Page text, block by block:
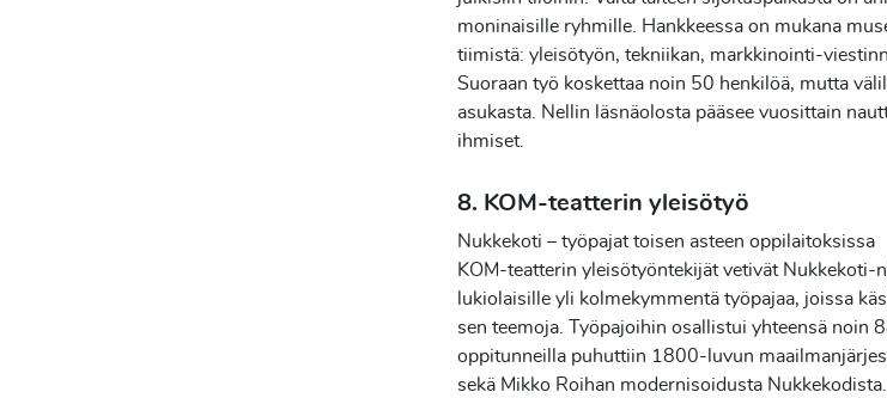
moninaisille ryhmille. Hankkeessa on mukana
tiimistä: yleisötyön, tekniikan, markkinointi-
Suoraan työ koskettaa noin 50 henkilöä, mutta
asukasta. Nellin läsnäolosta pääsee vuosittain
ihmiset.
8. KOM-teatterin yleisötyö
Nukkekoti – työpajat toisen asteen oppilaitoksissa
KOM-teatterin yleisötyöntekijät vetivät Nukkekoti-
lukiolaisille yli kolmekymmentä työpajaa, joissa
sen teemoja. Työpajoihin osallistui yhteensä noin
oppitunneilla puhuttiin 1800-luvun
sekä Mikko Roihan modernisoidusta